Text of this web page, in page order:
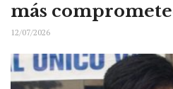
más
12/07/2026